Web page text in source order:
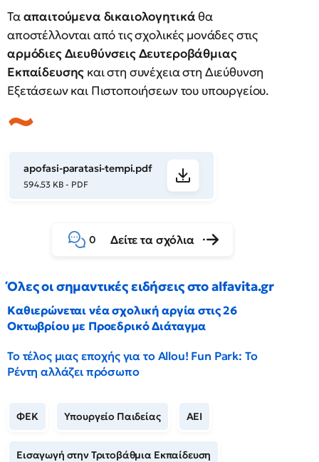
Τααπαιτούμενα δικαιολογητικάθα
αποστέλλονται από τις σχολικές μονάδες στις
αρμόδιες Διευθύνσεις Δευτεροβάθμιας
Εκπαίδευσης και στη συνέχεια στη Διεύθυνση
Εξετάσεων και Πιστοποιήσεων του υπουργείου.
apofasi-paratasi-tempi.pdf
594.53 KB - PDF
0 Δείτε τα σχόλια
Όλες οι σημαντικές ειδήσεις στο alfavita.gr
Καθιερώνεται νέα σχολική αργία στις 26
Οκτωβρίου με Προεδρικό Διάταγμα
Το τέλος μιας εποχής για το Allou! Fun Park: Το
Ρέντη αλλάζει πρόσωπο
ΦΕΚ Υπουργείο Παιδείας ΑΕΙ
Εισαγωγή στην Τριτοβάθμια Εκπαίδευση